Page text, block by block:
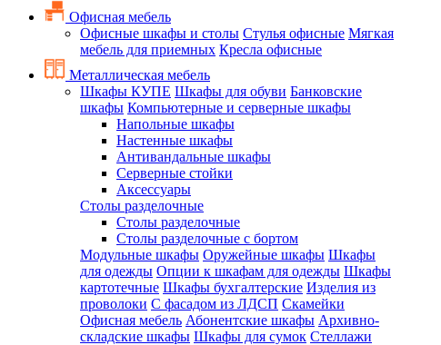
Офисная мебель
Офисные шкафы и столы Стулья офисные Мягкая
мебель для приемных Кресла офисные
Металлическая мебель
Шкафы КУПЕ Шкафы для обуви Банковские
шкафы Компьютерные и серверные шкафы
Напольные шкафы
Настенные шкафы
Антивандальные шкафы
Серверные стойки
Аксессуары
Столы разделочные
Столы разделочные
Столы разделочные с бортом
Модульные шкафы Оружейные шкафы Шкафы
для одежды Опции к шкафам для одежды Шкафы
картотечные Шкафы бухгалтерские Изделия из
проволоки С фасадом из ЛДСП Скамейки
Офисная мебель Абонентские шкафы Архивно-
складские шкафы Шкафы для сумок Стеллажи